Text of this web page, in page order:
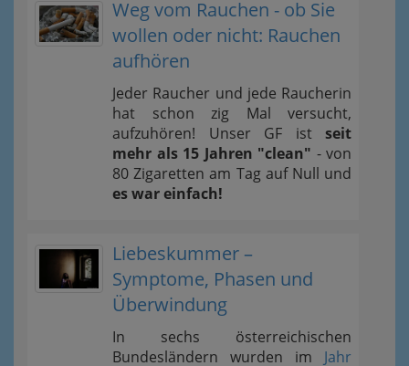
Weg vom Rauchen - ob Sie
wollen oder nicht: Rauchen
aufhören
Jeder Raucher und jede Raucherin
hat schon zig Mal versucht,
aufzuhören! Unser GF ist seit
mehr als 15 Jahren "clean" - von
80 Zigaretten am Tag auf Null und
es war einfach!
Liebeskummer –
Symptome, Phasen und
Überwindung
In sechs österreichischen
Bundesländern wurden im Jahr